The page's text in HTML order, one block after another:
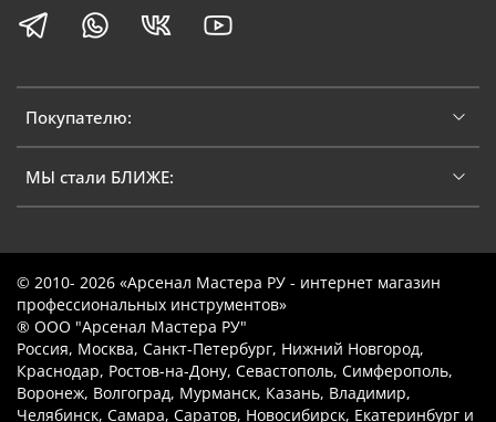
Покупателю:
МЫ стали БЛИЖЕ:
© 2010- 2026 «Арсенал Мастера РУ - интернет магазин
профессиональных инструментов»
® ООО "Арсенал Мастера РУ"
Россия, Москва, Санкт-Петербург, Нижний Новгород,
Краснодар, Ростов-на-Дону, Севастополь, Симферополь,
Воронеж, Волгоград, Мурманск, Казань, Владимир,
Челябинск, Самара, Саратов, Новосибирск, Екатеринбург и